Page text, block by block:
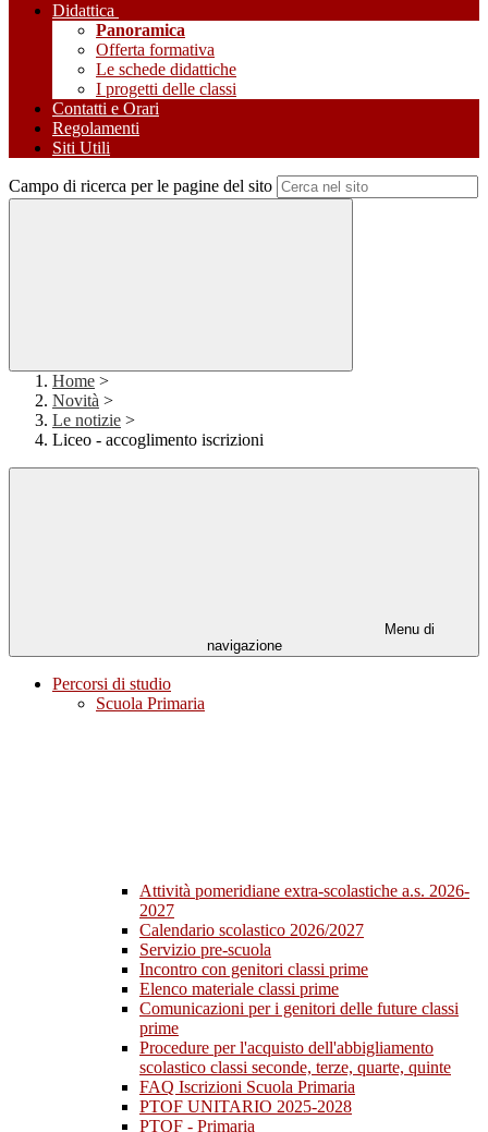
Didattica
Panoramica
Offerta formativa
Le schede didattiche
I progetti delle classi
Contatti e Orari
Regolamenti
Siti Utili
Campo di ricerca per le pagine del sito
Home >
Novità >
Le notizie >
Liceo - accoglimento iscrizioni
Menu di
navigazione
Percorsi di studio
Scuola Primaria
Attività pomeridiane extra-scolastiche a.s. 2026-
2027
Calendario scolastico 2026/2027
Servizio pre-scuola
Incontro con genitori classi prime
Elenco materiale classi prime
Comunicazioni per i genitori delle future classi
prime
Procedure per l'acquisto dell'abbigliamento
scolastico classi seconde, terze, quarte, quinte
FAQ Iscrizioni Scuola Primaria
PTOF UNITARIO 2025-2028
PTOF - Primaria